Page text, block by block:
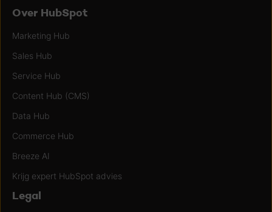
Over HubSpot
Marketing Hub
Sales Hub
Service Hub
Content Hub (CMS)
Data Hub
Commerce Hub
Breeze AI
Krijg expert HubSpot advies
Legal